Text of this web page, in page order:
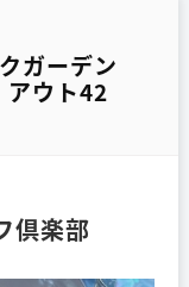
ガーデン
ウト42
倶楽部